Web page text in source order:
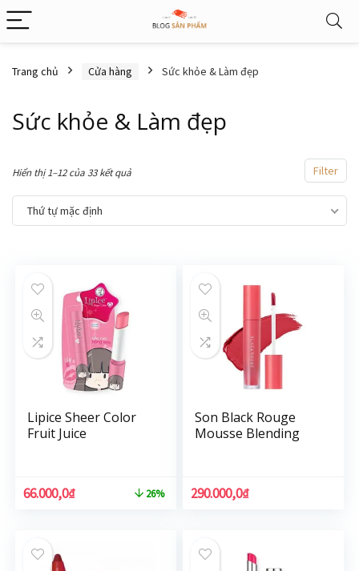
Trang chủ Cửa hàng Sức khỏe & Làm đẹp
Sức khỏe & Làm đẹp
Filter
Hiển thị 1–12 của 33 kết quả
Thứ tự mặc định
Lipice Sheer Color
Fruit Juice
66.000,0₫ 26%
Son Black Rouge
Mousse Blending
290.000,0₫